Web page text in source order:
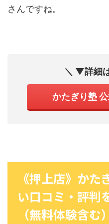
さんですね。
＼ ▼詳細
かたぎり塾
《押上店》かた
い口コミ・評判
（無料体験含む）